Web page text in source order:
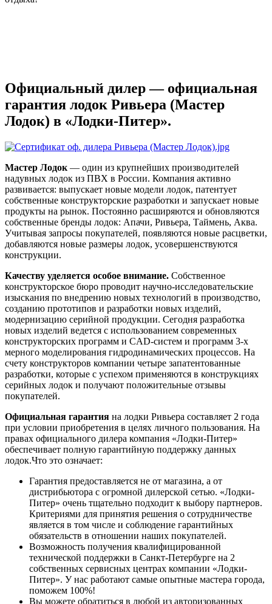
Официальный дилер — официальная
гарантия лодок Ривьера (Мастер
Лодок) в «Лодки-Питер».
Мастер Лодок — один из крупнейших производителей
надувных лодок из ПВХ в России. Компания активно
развивается: выпускает новые модели лодок, патентует
собственные конструкторские разработки и запускает новые
продукты на рынок. Постоянно расширяются и обновляются
собственные бренды лодок: Апачи, Ривьера, Таймень, Аква.
Учитывая запросы покупателей, появляются новые расцветки,
добавляются новые размеры лодок, усовершенствуются
конструкции.
Качеству уделяется особое внимание. Собственное
конструкторское бюро проводит научно-исследовательские
изыскания по внедрению новых технологий в производство,
созданию прототипов и разработки новых изделий,
модернизацию серийной продукции. Сегодня разработка
новых изделий ведется с использованием современных
конструкторских программ и CAD-систем и программ 3-х
мерного моделирования гидродинамических процессов. На
счету конструкторов компании четыре запатентованные
разработки, которые с успехом применяются в конструкциях
серийных лодок и получают положительные отзывы
покупателей.
Официальная гарантия на лодки Ривьера составляет 2 года
при условии приобретения в целях личного пользования. На
правах официального дилера компания «Лодки-Питер»
обеспечивает полную гарантийную поддержку данных
лодок.Что это означает:
Гарантия предоставляется не от магазина, а от
дистрибьютора с огромной дилерской сетью. «Лодки-
Питер» очень тщательно подходит к выбору партнеров.
Критериями для принятия решения о сотрудничестве
является в том числе и соблюдение гарантийных
обязательств в отношении наших покупателей.
Возможность получения квалифицированной
технической поддержки в Санкт-Петербурге на 2
собственных сервисных центрах компании «Лодки-
Питер». У нас работают самые опытные мастера города,
поможем 100%!
Вы можете обратиться в любой из авторизованных